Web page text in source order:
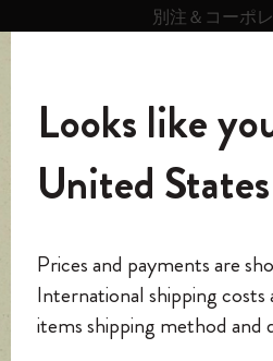
別注＆コーポ
ャーム
リー
グ・システム
スマートとは
ン
クション
in Wonderland」コレ
クション
コレクショ
定版コレクション
Collection
の贈り物
への贈り物
り物
贈り物
・ピンズ・コレク
スキン
グ・システム
ク
リー
の世界
サブカテゴリ
モレスキンの世界
*メールアドレス
*パスワード
ご購入で送料無料
モレスキンの世
Looks like
United States
Prices and payments are
International shipping costs
items shipping method and